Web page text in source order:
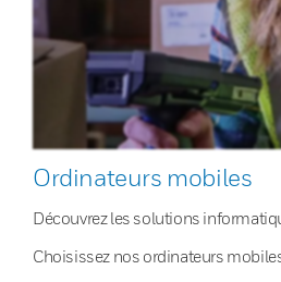
Ordinateurs mobiles
Découvrez les solutions
Choisissez nos ordinateurs